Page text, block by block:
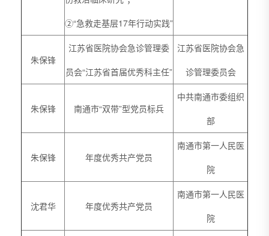
②“急救走基层17年行动实践”
朱保锋
江苏省医院协会急诊管理委
员会“江苏省首届优秀科主任”
江苏省医院协会急
诊管理委员会
朱保锋 南通市“双带”型党员标兵
中共南通市委组织
部
朱保锋 年度优秀共产党员
南通市第一人民医
院
沈君华 年度优秀共产党员
南通市第一人民医
院